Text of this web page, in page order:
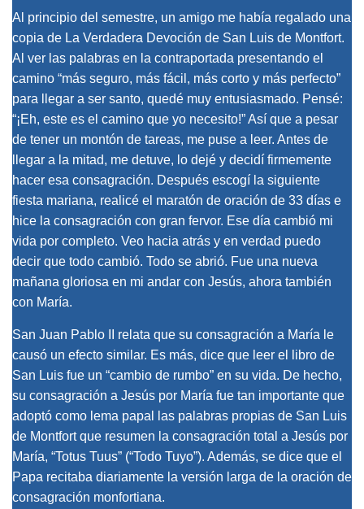
Al principio del semestre, un amigo me había regalado una
copia de La Verdadera Devoción de San Luis de Montfort.
Al ver las palabras en la contraportada presentando el
camino “más seguro, más fácil, más corto y más perfecto”
para llegar a ser santo, quedé muy entusiasmado. Pensé:
“¡Eh, este es el camino que yo necesito!” Así que a pesar
de tener un montón de tareas, me puse a leer. Antes de
llegar a la mitad, me detuve, lo dejé y decidí firmemente
hacer esa consagración. Después escogí la siguiente
fiesta mariana, realicé el maratón de oración de 33 días e
hice la consagración con gran fervor. Ese día cambió mi
vida por completo. Veo hacia atrás y en verdad puedo
decir que todo cambió. Todo se abrió. Fue una nueva
mañana gloriosa en mi andar con Jesús, ahora también
con María.
San Juan Pablo II relata que su consagración a María le
causó un efecto similar. Es más, dice que leer el libro de
San Luis fue un “cambio de rumbo” en su vida. De hecho,
su consagración a Jesús por María fue tan importante que
adoptó como lema papal las palabras propias de San Luis
de Montfort que resumen la consagración total a Jesús por
María, “Totus Tuus” (“Todo Tuyo”). Además, se dice que el
Papa recitaba diariamente la versión larga de la oración de
consagración monfortiana.